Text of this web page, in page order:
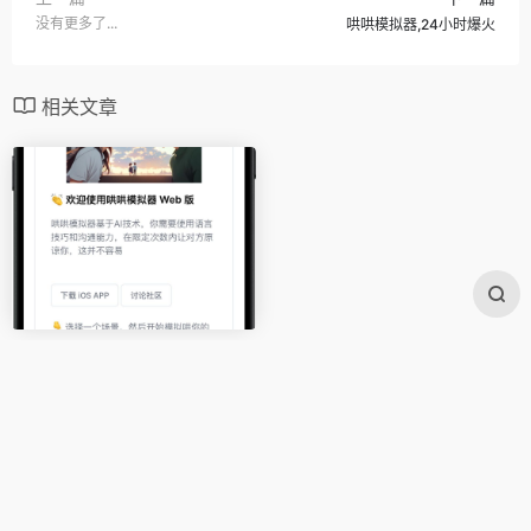
没有更多了... 哄哄模拟器,24小时爆火
相关文章